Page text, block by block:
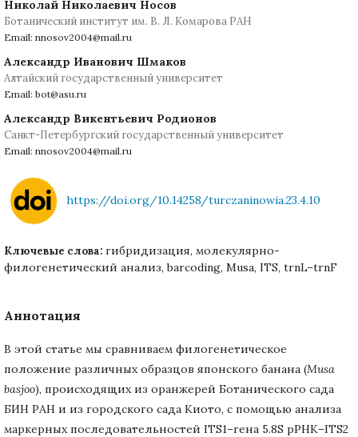
Николай Николаевич Носов
Ботанический институт им. В. Л. Комарова РАН
Email: nnosov2004@mail.ru
Александр Иванович Шмаков
Алтайский государственный университет
Email: bot@asu.ru
Александр Викентьевич Родионов
Санкт-Петербургский государственный университет
Email: nnosov2004@mail.ru
https://doi.org/10.14258/turczaninowia.23.4.10
Ключевые слова: гибридизация, молекулярно-
филогенетический анализ, barcoding, Musa, ITS, trnL–trnF
Аннотация
В этой статье мы сравниваем филогенетическое
положение различных образцов японского банана (Musa
basjoo), происходящих из оранжерей Ботанического сада
БИН РАН и из городского сада Киото, с помощью анализа
маркерных последовательностей ITS1–гена 5.8S рРНК–ITS2